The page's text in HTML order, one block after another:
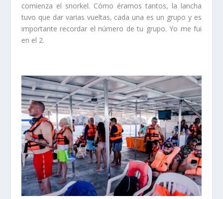
comienza el snorkel. Cómo éramos tantos, la lancha
tuvo que dar varias vueltas, cada una es un grupo y es
importante recordar el número de tu grupo. Yo me fui
en el 2.